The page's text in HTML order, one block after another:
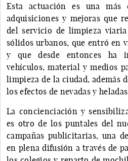
Esta actuación es una
adquisiciones y mejoras que
del servicio de limpieza
sólidos urbanos, que entró en
y que desde entonces ha
vehículos, material y medios
limpieza de la ciudad, además
los efectos de nevadas y
La concienciación y
es otro de los puntales del
campañas publicitarias, una
en plena difusión a través de